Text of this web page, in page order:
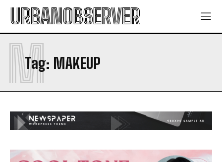
URBANOBSERVER
Tag: MAKEUP
M